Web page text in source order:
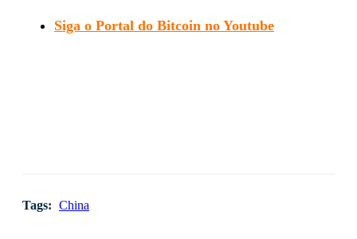
Siga o Portal do Bitcoin no Youtube
Tags: China